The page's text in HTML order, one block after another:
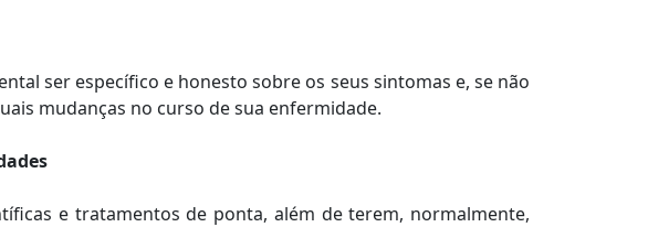
ser específico e honesto sobre os seus sintomas e, se não
mudanças no curso de sua enfermidade.
e tratamentos de ponta, além de terem, normalmente,